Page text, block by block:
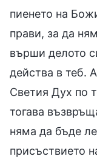
пиенето на
прави, за да
върши делото
действа в теб.
Светия Дух по
тогава
няма да бъде
присъствието